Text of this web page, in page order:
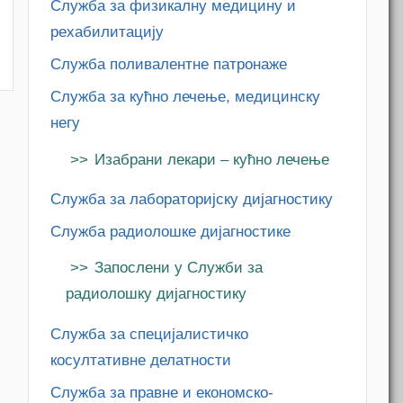
Служба за физикалну медицину и
рехабилитацију
Служба поливалентне патронаже
Служба за кућно лечење, медицинску
негу
Изабрани лекари – кућно лечење
Служба за лабораторијску дијагностику
Служба радиолошке дијагностике
Запослени у Служби за
радиолошку дијагностику
Служба за специјалистичко
косултативне делатности
Служба за правне и економско-